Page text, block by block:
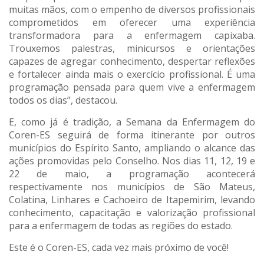
muitas mãos, com o empenho de diversos profissionais
comprometidos em oferecer uma experiência
transformadora para a enfermagem capixaba.
Trouxemos palestras, minicursos e orientações
capazes de agregar conhecimento, despertar reflexões
e fortalecer ainda mais o exercício profissional. É uma
programação pensada para quem vive a enfermagem
todos os dias”, destacou.
E, como já é tradição, a Semana da Enfermagem do
Coren-ES seguirá de forma itinerante por outros
municípios do Espírito Santo, ampliando o alcance das
ações promovidas pelo Conselho. Nos dias 11, 12, 19 e
22 de maio, a programação acontecerá
respectivamente nos municípios de São Mateus,
Colatina, Linhares e Cachoeiro de Itapemirim, levando
conhecimento, capacitação e valorização profissional
para a enfermagem de todas as regiões do estado.
Este é o Coren-ES, cada vez mais próximo de você!